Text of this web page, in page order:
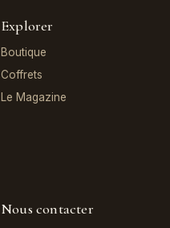
Explorer
Boutique
Coffrets
Le Magazine
Nous contacter